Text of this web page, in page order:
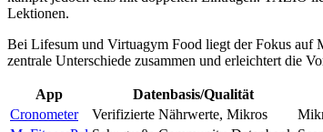
Lektionen.
Bei Lifesum und Virtuagym Food liegt der Fokus auf
zentrale Unterschiede zusammen und erleichtert die
App Datenbasis/Qualität
Cronometer
Verifizierte Nährwerte, Mikros